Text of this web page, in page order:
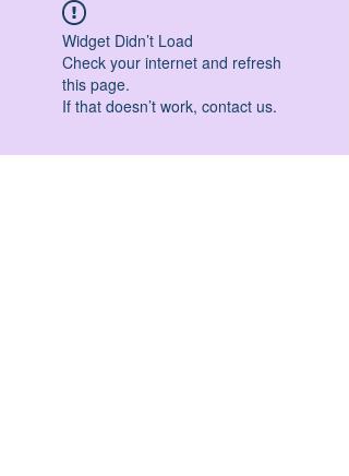
Widget Didn’t Load
Check your internet and refresh
this page.
If that doesn’t work, contact us.